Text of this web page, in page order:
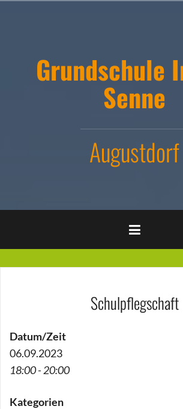
Grundschule
Senne
Augustdorf
Schulpflegschaft
Datum/Zeit
06.09.2023
18:00 - 20:00
Kategorien